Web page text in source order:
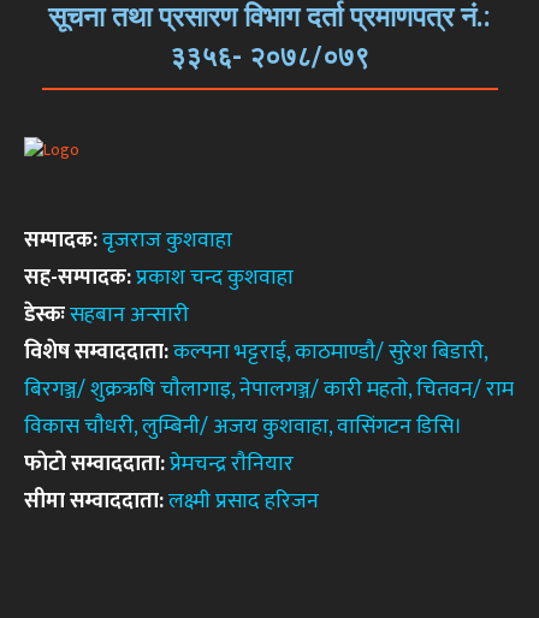
सूचना तथा प्रसारण विभाग दर्ता प्रमाणपत्र नं.:
३३५६- २०७८/०७९
सम्पादक:वृजराज कुशवाहा
सह-सम्पादक:प्रकाश चन्द कुशवाहा
डेस्कःसहबान अन्सारी
विशेष सम्वाददाता:कल्पना भट्टराई, काठमाण्डाै/ सुरेश बिडारी,
बिरगञ्ज/ शुक्रऋषि चाैलागाइ, नेपालगञ्ज/ कारी महताे, चितवन/ राम
विकास चाैधरी, लुम्बिनी/ अजय कुशवाहा, वासिंगटन डिसि।
फाेटाे सम्वाददाता:प्रेमचन्द्र राैनियार
सीमा सम्वाददाता:लक्ष्मी प्रसाद हरिजन